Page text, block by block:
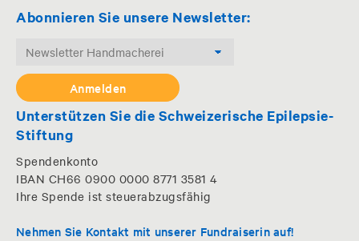
Abonnieren Sie unsere Newsletter:
Unterstützen Sie die Schweizerische Epilepsie-
Stiftung
Spendenkonto
IBAN CH66 0900 0000 8771 3581 4
Ihre Spende ist steuerabzugsfähig
Nehmen Sie Kontakt mit unserer Fundraiserin auf!